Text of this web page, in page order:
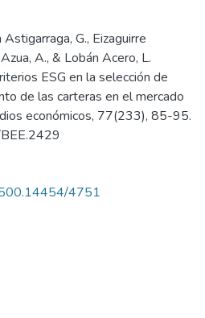
G., Eizaguirre
A., & Lobán Acero, L.
ESG en la selección de
de las carteras en el mercado
económicos, 77(233), 85-95.
4751